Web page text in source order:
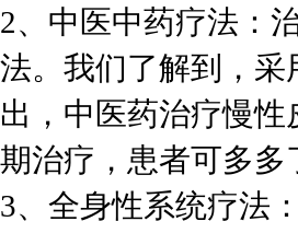
2、中医中药疗法：
法。我们了解到，
出，中医药治疗慢
期治疗，患者可多多
3、全身性系统疗法